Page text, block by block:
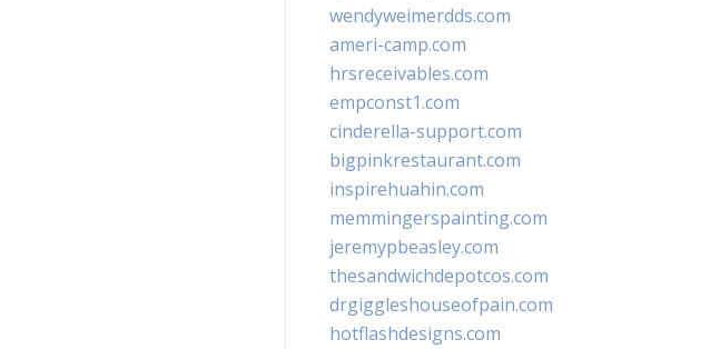
wendyweimerdds.com
ameri-camp.com
hrsreceivables.com
empconst1.com
cinderella-support.com
bigpinkrestaurant.com
inspirehuahin.com
memmingerspainting.com
jeremypbeasley.com
thesandwichdepotcos.com
drgiggleshouseofpain.com
hotflashdesigns.com